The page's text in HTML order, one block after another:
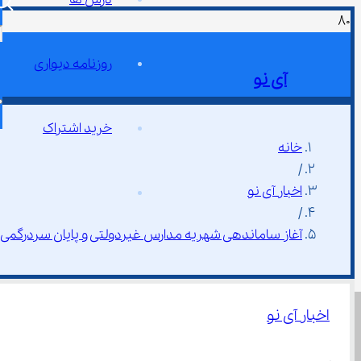
آی نو
روزنامه دیواری
خرید اشتراک
خانه
/
اخبار آی نو
/
آغاز ساماندهی شهریه مدارس غیردولتی و پایان سردرگمی
اخبار آی نو